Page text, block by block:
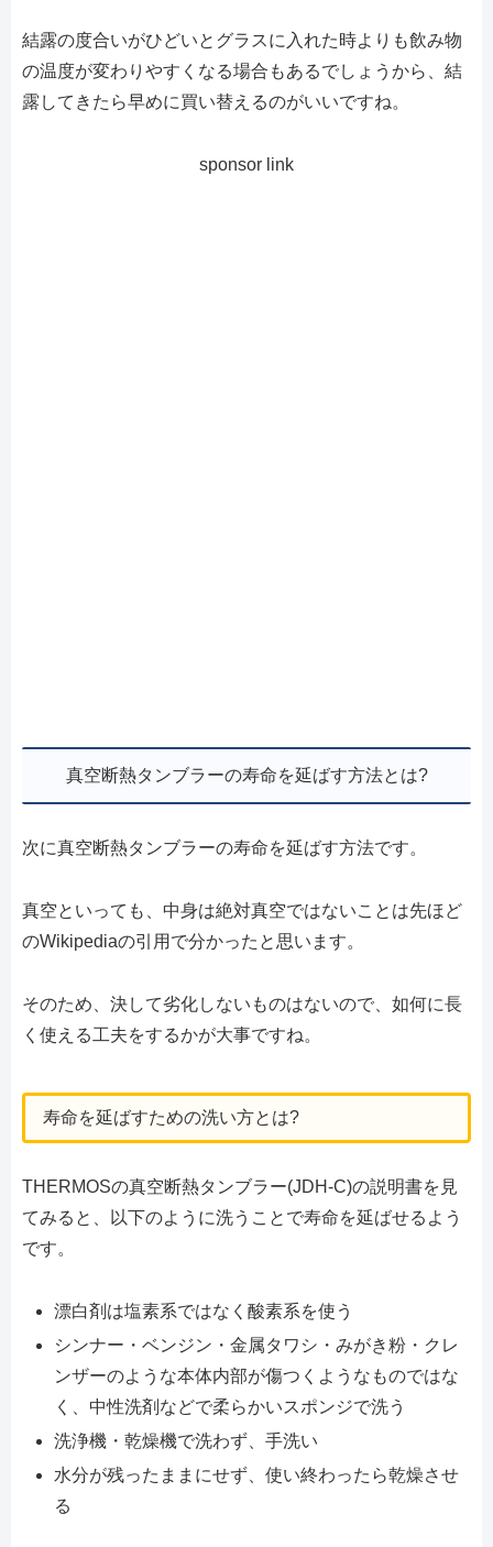
結露の度合いがひどいとグラスに入れた時よりも飲み物
の温度が変わりやすくなる場合もあるでしょうから、結
露してきたら早めに買い替えるのがいいですね。
sponsor link
真空断熱タンブラーの寿命を延ばす方法とは?
次に真空断熱タンブラーの寿命を延ばす方法です。
真空といっても、中身は絶対真空ではないことは先ほど
のWikipediaの引用で分かったと思います。
そのため、決して劣化しないものはないので、如何に長
く使える工夫をするかが大事ですね。
寿命を延ばすための洗い方とは?
THERMOSの真空断熱タンブラー(JDH-C)の説明書を見
てみると、以下のように洗うことで寿命を延ばせるよう
です。
漂白剤は塩素系ではなく酸素系を使う
シンナー・ベンジン・金属タワシ・みがき粉・クレ
ンザーのような本体内部が傷つくようなものではな
く、中性洗剤などで柔らかいスポンジで洗う
洗浄機・乾燥機で洗わず、手洗い
水分が残ったままにせず、使い終わったら乾燥させ
る